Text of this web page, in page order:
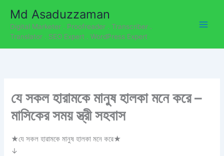
content
Md Asaduzzaman
Digital Marketer . Proofreader . Transcriber .
Translator . SEO Expert . WordPress Expert
যে সকল হারামকে মানুষ হালকা মনে করে –
মাসিকের সময় স্ত্রী সহবাস
★যে সকল হারামকে মানুষ হালকা মনে করে★
↓
a
t
e
s